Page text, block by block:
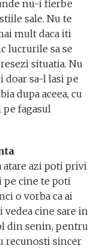
nu-i fierbe
sale. Nu te
mult daca iti
lucrurile sa se
situatia. Nu
doar sa-l lasi pe
dupa aceea, cu
pe fagasul
atare azi poti privi
pe cine te poti
o vorba ca ai
vedea cine sare in
din senin, pentru
recunosti sincer